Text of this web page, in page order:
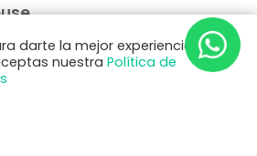
del bebop, donde Dizzy
Monk
el jazz en los años 40
darte la mejor experiencia. Al
nuestra Política de